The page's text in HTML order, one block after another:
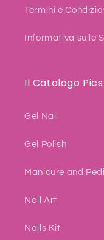
Termini e
Informativa sulle
Il Catalogo
Gel Nail
Gel Polish
Manicure and
Nail Art
Nails Kit